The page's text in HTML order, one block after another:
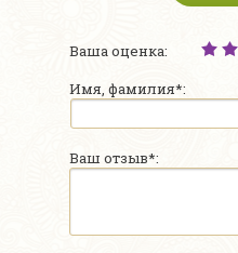
Ваша оценка:
Имя, фамилия*:
Ваш отзыв*: